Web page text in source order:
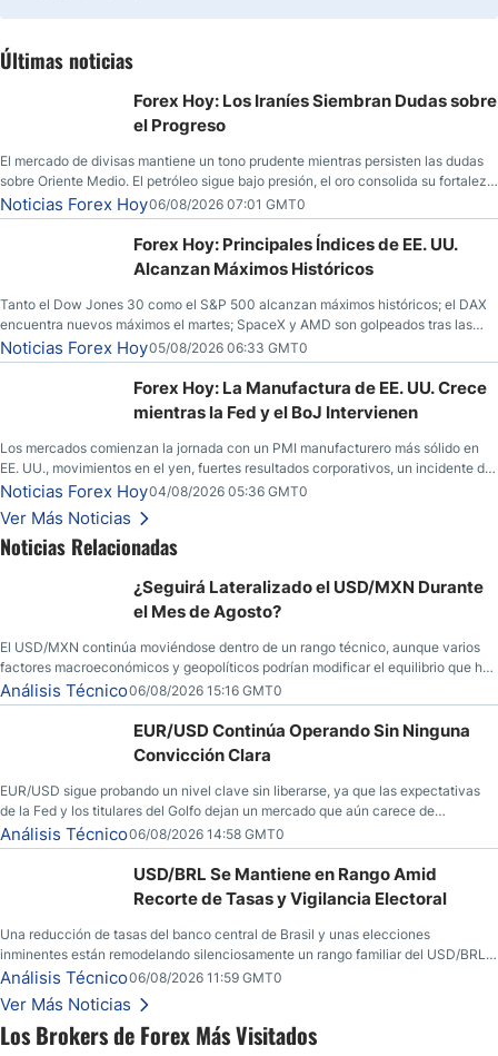
Los Brokers de Forex Más Visitados
Últimas noticias
Forex Hoy: Los Iraníes Siembran Dudas sobre
el Progreso
El mercado de divisas mantiene un tono prudente mientras persisten las dudas
sobre Oriente Medio. El petróleo sigue bajo presión, el oro consolida su fortaleza
y los operadores esperan nuevas referencias económicas desde Estados
Unidos.
Noticias Forex Hoy06/08/2026 07:01 GMT0
Forex Hoy: Principales Índices de EE. UU.
Alcanzan Máximos Históricos
Tanto el Dow Jones 30 como el S&P 500 alcanzan máximos históricos; el DAX
encuentra nuevos máximos el martes; SpaceX y AMD son golpeados tras las
llamadas de ganancias; el petróleo crudo cae por debajo de los $80 con nuevas
esperanzas; el dólar estadounidense continúa intentando estabilizarse frente al
yen; el peso mexicano ve un repunte a medida que las tasas caen en EE. UU.
Noticias Forex Hoy05/08/2026 06:33 GMT0
Forex Hoy: La Manufactura de EE. UU. Crece
mientras la Fed y el BoJ Intervienen
Los mercados comienzan la jornada con un PMI manufacturero más sólido en
EE. UU., movimientos en el yen, fuertes resultados corporativos, un incidente de
seguridad en Bitcoin y nuevas señales desde el mercado del petróleo.
Noticias Forex Hoy04/08/2026 05:36 GMT0
Ver Más Noticias
Noticias Relacionadas
¿Seguirá Lateralizado el USD/MXN Durante
el Mes de Agosto?
El USD/MXN continúa moviéndose dentro de un rango técnico, aunque varios
factores macroeconómicos y geopolíticos podrían modificar el equilibrio que ha
dominado al mercado en las últimas semanas.
Análisis Técnico06/08/2026 15:16 GMT0
EUR/USD Continúa Operando Sin Ninguna
Convicción Clara
EUR/USD sigue probando un nivel clave sin liberarse, ya que las expectativas
de la Fed y los titulares del Golfo dejan un mercado que aún carece de
convicción real.
Análisis Técnico06/08/2026 14:58 GMT0
USD/BRL Se Mantiene en Rango Amid
Recorte de Tasas y Vigilancia Electoral
Una reducción de tasas del banco central de Brasil y unas elecciones
inminentes están remodelando silenciosamente un rango familiar del USD/BRL.
Una reducción de tasas por parte del banco central de Brasil y unas elecciones
inminentes están remodelando silenciosamente un rango familiar del USD/BRL.
Esto es lo que los traders están observando a continuación.
Análisis Técnico06/08/2026 11:59 GMT0
Ver Más Noticias